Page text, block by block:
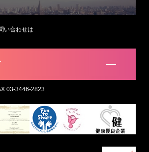
い合わせは
03-3446-2823